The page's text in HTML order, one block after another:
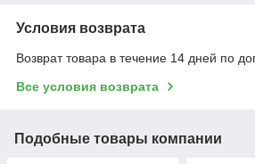
Условия возврата
Возврат товара в течение 14 дней по
Все условия возврата
Подобные товары компании